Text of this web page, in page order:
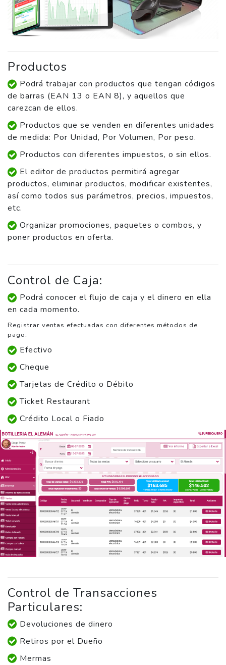
Productos
Podrá trabajar con productos que tengan códigos
de barras (EAN 13 o EAN 8), y aquellos que
carezcan de ellos.
Productos que se venden en diferentes unidades
de medida: Por Unidad, Por Volumen, Por peso.
Productos con diferentes impuestos, o sin ellos.
El editor de productos permitirá agregar
productos, eliminar productos, modificar existentes,
así como todos sus parámetros, precios, impuestos,
etc.
Organizar promociones, paquetes o combos, y
poner productos en oferta.
Control de Caja:
Podrá conocer el flujo de caja y el dinero en ella
en cada momento.
Registrar ventas efectuadas con diferentes métodos de
pago:
Efectivo
Cheque
Tarjetas de Crédito o Débito
Ticket Restaurant
Crédito Local o Fiado
Control de Transacciones
Particulares:
Devoluciones de dinero
Retiros por el Dueño
Mermas